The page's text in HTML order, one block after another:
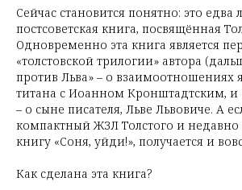
Сейчас становится понятно: это едва
постсоветская книга, посвящённая
Одновременно эта книга является
«толстовской трилогии» автора
против Льва» – о взаимоотношениях
титана с Иоанном Кронштадтским, и
– о сыне писателя, Льве Львовиче. А
компактный ЖЗЛ Толстого и
книгу «Соня, уйди!», получается и
Как сделана эта книга?